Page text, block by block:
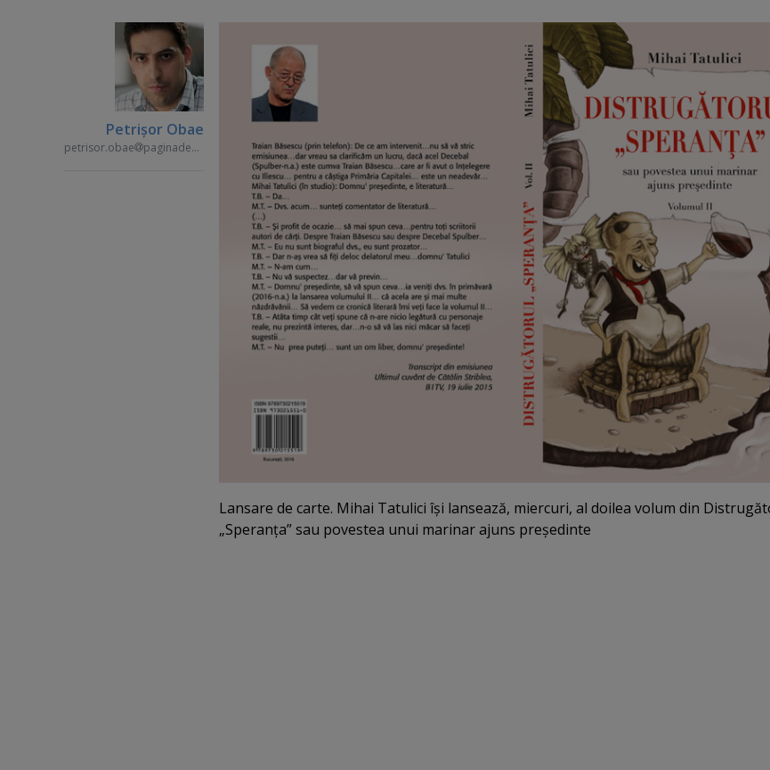
Petrişor Obae
petrisor.obae paginademedia.ro
Lansare de carte. Mihai Tatulici îşi lansează, miercuri, al doilea volum din
„Speranţa” sau povestea unui marinar ajuns preşedinte